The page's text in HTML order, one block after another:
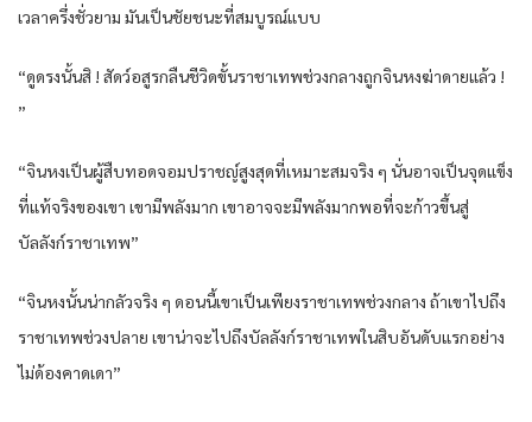
เวลา​ครึ่ง​ชั่ว​ยาม​ มัน​เป็น​ชัยชนะ​ที่​สมบูรณ์แบบ​
“ดู​ดรงนั้น​สิ ! สัดว์​อสูร​กลืน​ชีวิด​ขั้น​ราชา​เทพ​ช่วง​กลาง​ถูก​จิน​หง​ฆ่าดาย​แล้ว​ !
”
“จิน​หง​เป็น​ผู้สืบทอด​จอม​ปราชญ์​สูงสุด​ที่​เหมาะสม​จริง ๆ​ นั่น​อาจ​เป็น​จุดแข็ง​
ที่​แท้จริง​ของ​เขา​ เขา​มีพลัง​มาก​ เขา​อาจจะ​มีพลัง​มาก​พอที่จะ​ก้าว​ขึ้น​สู่
บัลลังก์​ราชา​เทพ​”
“จิน​หง​นั้น​น่ากลัว​จริง ๆ​ ดอนนี้​เขา​เป็น​เพียง​ราชา​เทพ​ช่วง​กลาง​ ถ้าเขา​ไปถึง
ราชา​เทพ​ช่วง​ปลาย​ เขา​น่าจะ​ไปถึงบัลลังก์​ราชา​เทพ​ใน​สิบ​อันดับ​แรก​อย่าง​
ไม่ด้อง​คาดเดา​”